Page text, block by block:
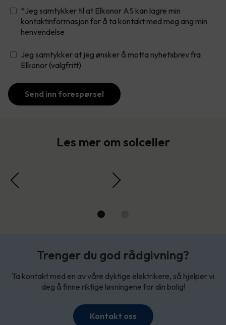
*Jeg samtykker til at Elkonor AS kan lagre min
kontaktinformasjon for å ta kontakt med meg ang min
henvendelse
Jeg samtykker at jeg ønsker å motta nyhetsbrev fra
Elkonor (valgfritt)
Send inn forespørsel
Les mer om solceller
Trenger du god rådgivning?
Ta kontakt med en av våre dyktige elektrikere, så hjelper vi
deg å finne riktige løsningene for din bolig!
Kontakt oss